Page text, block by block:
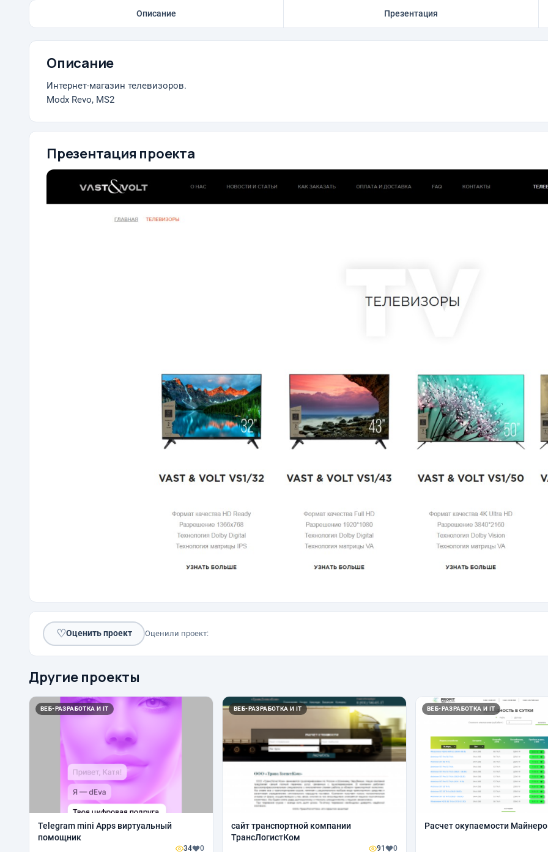
Описание Презентация
Описание
Интернет-магазин телевизоров.
Modx Revo, MS2
Презентация проекта
♡Оценить проект Оценили проект:
Другие проекты
ВЕБ-РАЗРАБОТКА И IT
Telegram mini Apps виртуальный
помощник
34 0
ВЕБ-РАЗРАБОТКА И IT
сайт транспортной компании
ТрансЛогистКом
91 0
ВЕБ-РАЗРАБОТКА И IT
Расчет окупаемости